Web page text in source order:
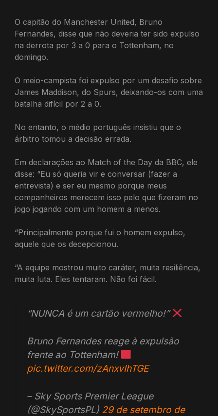
O capitão do Manchester United, Bruno
Fernandes, disse que não deveria ter sido expulso
na derrota por 3 a 0 para o Tottenham, no
domingo.
O meio-campista foi expulso por um desafio sobre
James Maddison, do Spurs, deixando-os com uma
batalha difícil por 2 a 0.
No entanto, o médio português insistiu que o
árbitro tomou a decisão errada.
Em declarações ao Match of the Day da BBC, ele
disse: “Eu só queria vir e conversar (fazer a
entrevista) e ser eu mesmo porque meus
companheiros merecem isso pelo que fizeram no
jogo jogando com um homem a menos.
“Principalmente porque fui o homem expulso,
aquele que os decepcionou.
“A equipe mostrou muito caráter, muita resiliência,
muita luta. Eles tentaram. Não foi fácil.
“NUNCA é um cartão vermelho!”
Bruno Fernandes reage à expulsão
frente ao Tottenham!
pic.twitter.com/zAnxvIhTGE
– Sky Sports Premier League
(@SkySportsPL) 29 de setembro de